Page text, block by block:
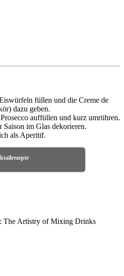
füllen und die Creme de
dazu geben.
auffüllen und kurz umrühren.
im Glas dekorieren.
als Aperitif.
The Artistry of Mixing Drinks